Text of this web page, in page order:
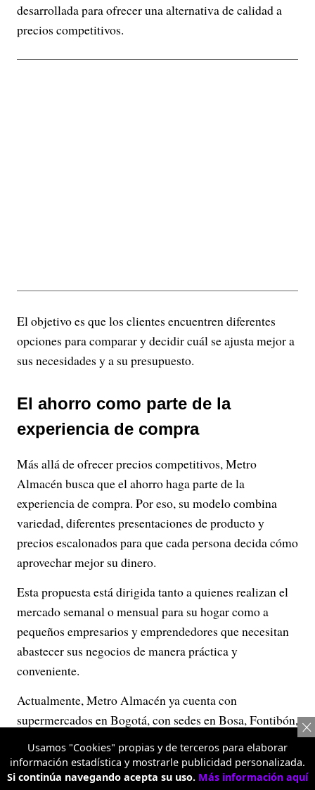
desarrollada para ofrecer una alternativa de calidad a
precios competitivos.
El objetivo es que los clientes encuentren diferentes
opciones para comparar y decidir cuál se ajusta mejor a
sus necesidades y a su presupuesto.
El ahorro como parte de la
experiencia de compra
Más allá de ofrecer precios competitivos, Metro
Almacén busca que el ahorro haga parte de la
experiencia de compra. Por eso, su modelo combina
variedad, diferentes presentaciones de producto y
precios escalonados para que cada persona decida cómo
aprovechar mejor su dinero.
Esta propuesta está dirigida tanto a quienes realizan el
mercado semanal o mensual para su hogar como a
pequeños empresarios y emprendedores que necesitan
abastecer sus negocios de manera práctica y
conveniente.
Actualmente, Metro Almacén ya cuenta con
supermercados en Bogotá, con sedes en Bosa, Fontibón,
Pasto (Único), Pitalito, Medellín (Prado), Neiva,
Palmira y Cali, donde está presente en Simón Bolívar y
Usamos "Cookies" propias y de terceros para elaborar
información estadística y mostrarle publicidad personalizada.
Si continúa navegando acepta su uso. Más información aquí